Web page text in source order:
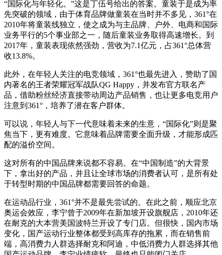
“国际化与年轻化。”这是丁伍号给出的答案。童装于是成为率
先突破的领域，由于体育品牌做童装在当时并不多见，361°在
2010年将童装线独立，使之成为与主品牌、户外、电商和国际
业务平行的5个事业部之一，随后童装业务取得高速增长。到
2017年，童装表现依然强劲，营收为7.1亿元，占361°总体营
收13.8%。
此外，在年轻人关注的电竞领域，361°也最先进入，赞助了国
内著名的王者荣耀冠军战队QG Happy，并发布官方联名产
品，借助粉丝经济直接带动周边产品销售，也让更多电竞用户
注意到361°，培养了潜在客户群体。
可以说，年轻人与下一代意味着未来的生意，“国际化”则是聚
焦当下，更有难度。它意味着品牌需要全面升级，才能形成匹
配的溢价空间。
这对所有的中国品牌来说都不容易。在“中国制造”的大背景
下，拿出好的产品，并且让全球市场的消费者认可，是所有处
于转型时期的中国品牌都需要回答的命题。
在运动品行业，361°并不是最先尝试的。在此之前，顺应北京
奥运会效应，李宁曾于2009年在新加坡开设旗舰店，2010年还
在耐克的大本营美国波特兰开设了专门店。但很快，国内市场
变化，国产运动行业整体都受到高库存的拖累，而在销售前
端，高消费力人群选择耐克和阿迪，中低消费力人群选择其他